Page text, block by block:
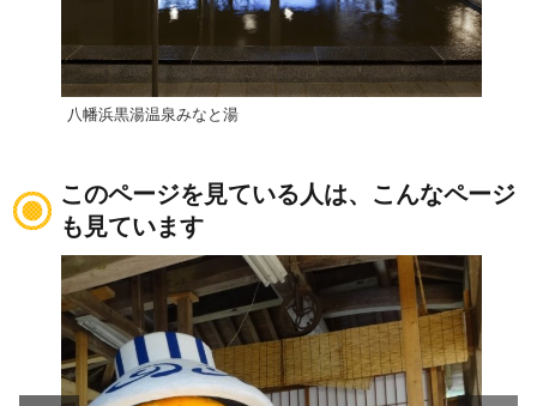
八幡浜黒湯温泉みなと湯
このページを見ている人は、こんなページ
も見ています